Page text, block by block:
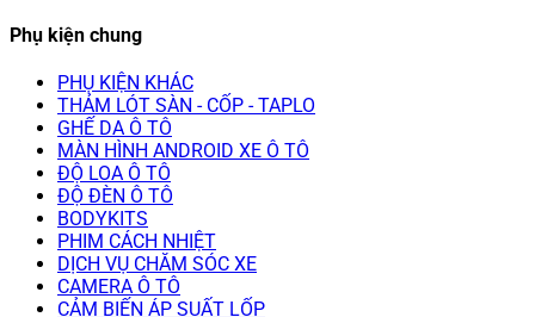
Phụ kiện chung
PHỤ KIỆN KHÁC
THẢM LÓT SÀN - CỐP - TAPLO
GHẾ DA Ô TÔ
MÀN HÌNH ANDROID XE Ô TÔ
ĐỘ LOA Ô TÔ
ĐỘ ĐÈN Ô TÔ
BODYKITS
PHIM CÁCH NHIỆT
DỊCH VỤ CHĂM SÓC XE
CAMERA Ô TÔ
CẢM BIẾN ÁP SUẤT LỐP